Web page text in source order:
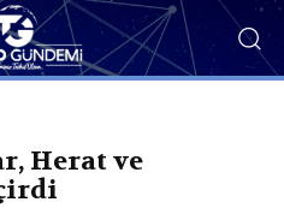
Herat ve